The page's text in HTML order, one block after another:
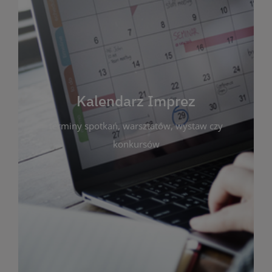
Kalendarz Imprez
terminy spotkań, warsztatów, wystaw czy
konkursów
Kalendarz Imprez
Zakładka ta gromadzi wszystkie planowane
wydarzenia kulturalne i edukacyjne organizowane
przez bibliotekę. Możesz tu sprawdzić terminy
spotkań, warsztatów, wystaw czy konkursów.
Dzięki przejrzystemu kalendarzowi łatwo
zaplanujesz udział w interesujących Cię
wydarzeniach. Aktualizujemy harmonogram na
bieżąco, by zawsze był zgodny z planem pracy
biblioteki. Zapraszamy do śledzenia i uczestnictwa
w życiu kulturalnym miasta!
WIĘCEJ